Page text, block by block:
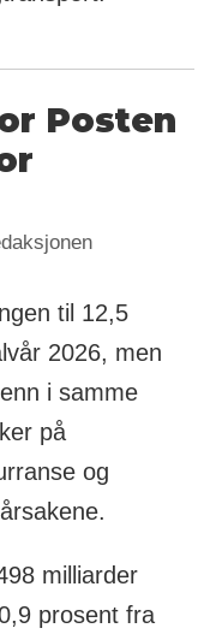
Posten
til 12,5
2026, men
i samme
på
og
milliarder
prosent fra